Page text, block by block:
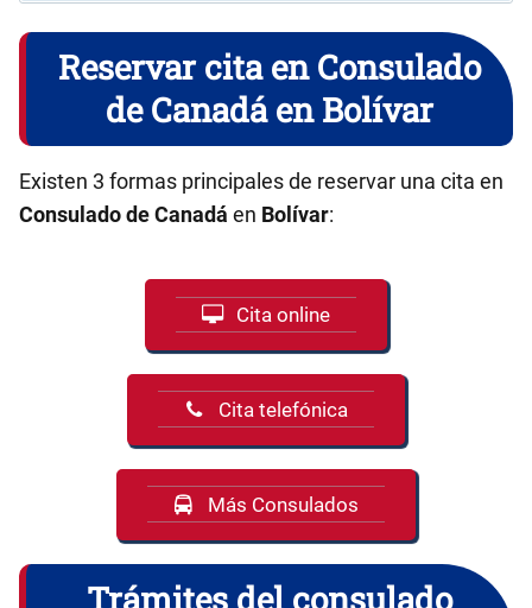
Reservar cita en Consulado
de Canadá en Bolívar
Existen 3 formas principales de reservar una cita en
Consulado de Canadá en Bolívar:
Cita online
Cita telefónica
Más Consulados
Trámites del consulado